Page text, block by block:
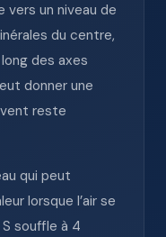
vers un niveau de
du centre,
des axes
donner une
reste
qui peut
lorsque l’air se
souffle à 4